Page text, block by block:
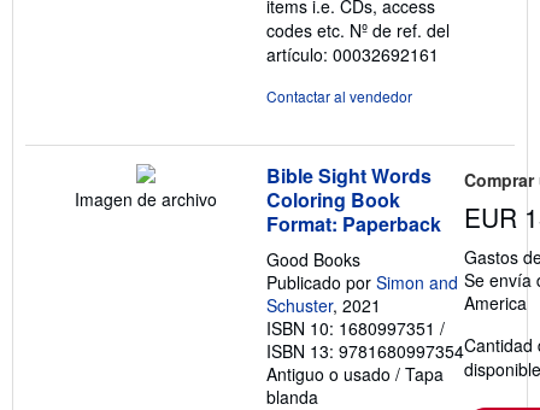
items i.e. CDs, access
codes etc. Nº de ref. del
artículo: 00032692161
Contactar al vendedor
Imagen de archivo
Bible Sight Words
Coloring Book
Format: Paperback
Good Books
Publicado por Simon and
Schuster, 2021
ISBN 10: 1680997351 /
ISBN 13: 9781680997354
Antiguo o usado / Tapa
blanda
EUR
Gastos
Se envía
America
Cantidad